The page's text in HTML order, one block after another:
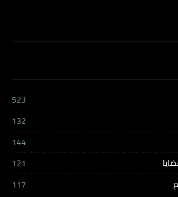
523
132
144
121
117